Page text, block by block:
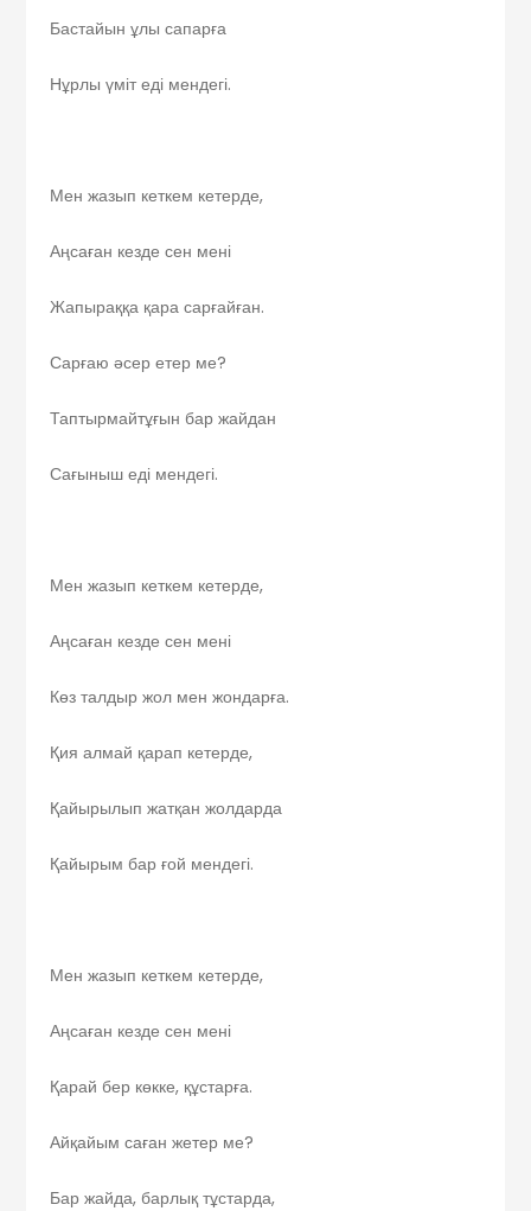
Бастайын ұлы сапарға
Нұрлы үміт еді мендегі.
Мен жазып кеткем кетерде,
Аңсаған кезде сен мені
Жапыраққа қара сарғайған.
Сарғаю әсер етер ме?
Таптырмайтұғын бар жайдан
Сағыныш еді мендегі.
Мен жазып кеткем кетерде,
Аңсаған кезде сен мені
Көз талдыр жол мен жондарға.
Қия алмай қарап кетерде,
Қайырылып жатқан жолдарда
Қайырым бар ғой мендегі.
Мен жазып кеткем кетерде,
Аңсаған кезде сен мені
Қарай бер көкке, құстарға.
Айқайым саған жетер ме?
Бар жайда, барлық тұстарда,